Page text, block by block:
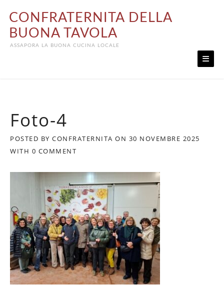
content
CONFRATERNITA DELLA
BUONA TAVOLA
ASSAPORA LA BUONA CUCINA LOCALE
Foto-4
POSTED BY CONFRATERNITA ON 30 NOVEMBRE 2025
WITH 0 COMMENT